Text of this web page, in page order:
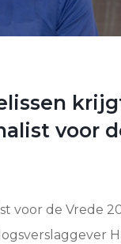
voor
voor de Vrede